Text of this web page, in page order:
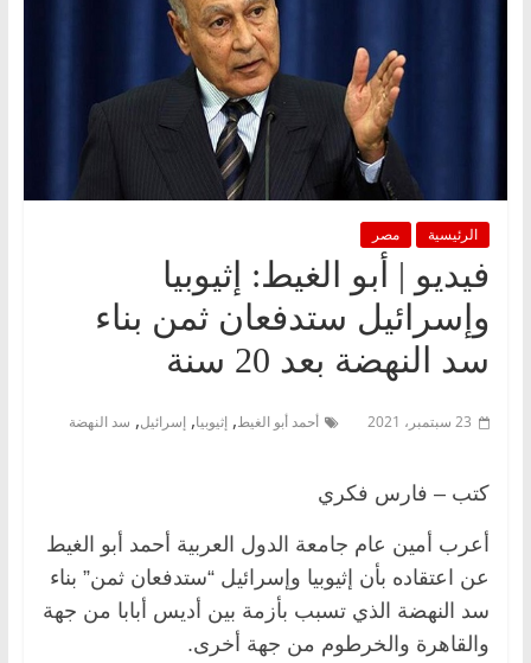
الرئيسية مصر
فيديو | أبو الغيط: إثيوبيا
وإسرائيل ستدفعان ثمن بناء
سد النهضة بعد 20 سنة
23 سبتمبر، 2021 أحمد أبو الغيط, إثيوبيا, إسرائيل, سد النهضة
كتب – فارس فكري
أعرب أمين عام جامعة الدول العربية أحمد أبو الغيط
عن اعتقاده بأن إثيوبيا وإسرائيل “ستدفعان ثمن” بناء
سد النهضة الذي تسبب بأزمة بين أديس أبابا من جهة
والقاهرة والخرطوم من جهة أخرى.